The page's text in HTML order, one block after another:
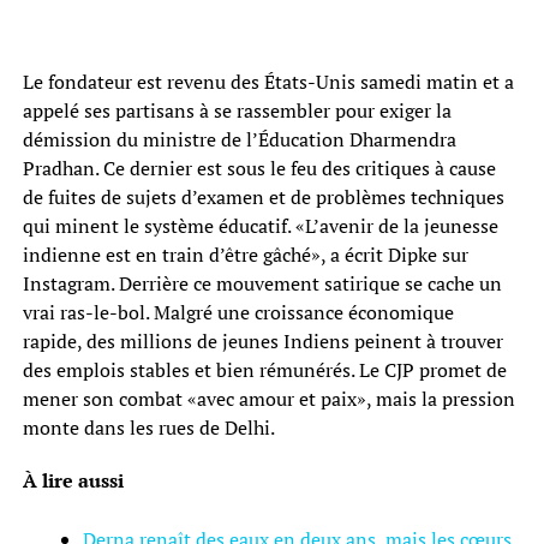
Le fondateur est revenu des États-Unis samedi matin et a
appelé ses partisans à se rassembler pour exiger la
démission du ministre de l’Éducation Dharmendra
Pradhan. Ce dernier est sous le feu des critiques à cause
de fuites de sujets d’examen et de problèmes techniques
qui minent le système éducatif. «L’avenir de la jeunesse
indienne est en train d’être gâché», a écrit Dipke sur
Instagram. Derrière ce mouvement satirique se cache un
vrai ras-le-bol. Malgré une croissance économique
rapide, des millions de jeunes Indiens peinent à trouver
des emplois stables et bien rémunérés. Le CJP promet de
mener son combat «avec amour et paix», mais la pression
monte dans les rues de Delhi.
À lire aussi